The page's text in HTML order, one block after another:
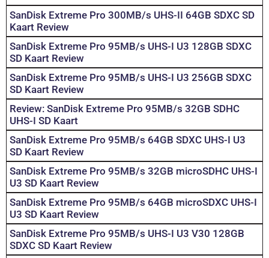
SanDisk Extreme Pro 300MB/s UHS-II 64GB SDXC SD
Kaart Review
SanDisk Extreme Pro 95MB/s UHS-I U3 128GB SDXC
SD Kaart Review
SanDisk Extreme Pro 95MB/s UHS-I U3 256GB SDXC
SD Kaart Review
Review: SanDisk Extreme Pro 95MB/s 32GB SDHC
UHS-I SD Kaart
SanDisk Extreme Pro 95MB/s 64GB SDXC UHS-I U3
SD Kaart Review
SanDisk Extreme Pro 95MB/s 32GB microSDHC UHS-I
U3 SD Kaart Review
SanDisk Extreme Pro 95MB/s 64GB microSDXC UHS-I
U3 SD Kaart Review
SanDisk Extreme Pro 95MB/s UHS-I U3 V30 128GB
SDXC SD Kaart Review